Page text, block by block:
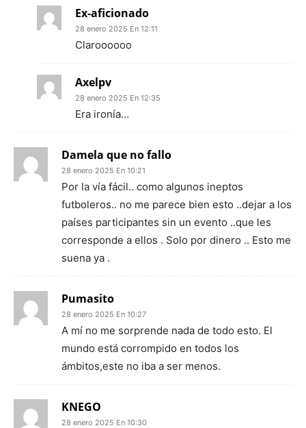
Ex-aficionado
28 enero 2025 En 12:11
Claroooooo
Axelpv
28 enero 2025 En 12:35
Era ironía…
Damela que no fallo
28 enero 2025 En 10:21
Por la vía fácil.. como algunos ineptos
futboleros.. no me parece bien esto ..dejar a los
países participantes sin un evento ..que les
corresponde a ellos . Solo por dinero .. Esto me
suena ya .
Pumasito
28 enero 2025 En 10:27
A mí no me sorprende nada de todo esto. El
mundo está corrompido en todos los
ámbitos,este no iba a ser menos.
KNEGO
28 enero 2025 En 10:30